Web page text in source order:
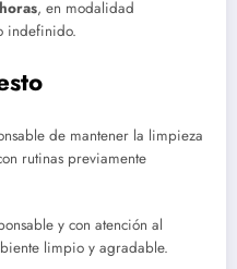
, en modalidad
indefinido.
de mantener la limpieza
rutinas previamente
y con atención al
limpio y agradable.